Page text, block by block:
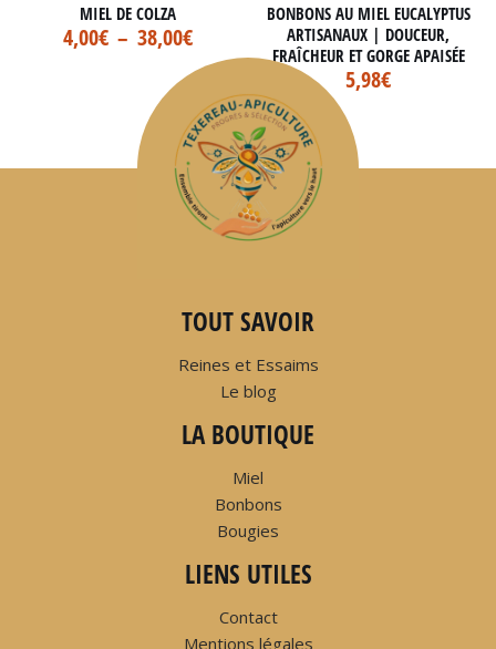
MIEL DE COLZA
4,00€ – 38,00€
BONBONS AU MIEL EUCALYPTUS
ARTISANAUX | DOUCEUR,
FRAÎCHEUR ET GORGE APAISÉE
5,98€
TOUT SAVOIR
Reines et Essaims
Le blog
LA BOUTIQUE
Miel
Bonbons
Bougies
LIENS UTILES
Contact
Mentions légales